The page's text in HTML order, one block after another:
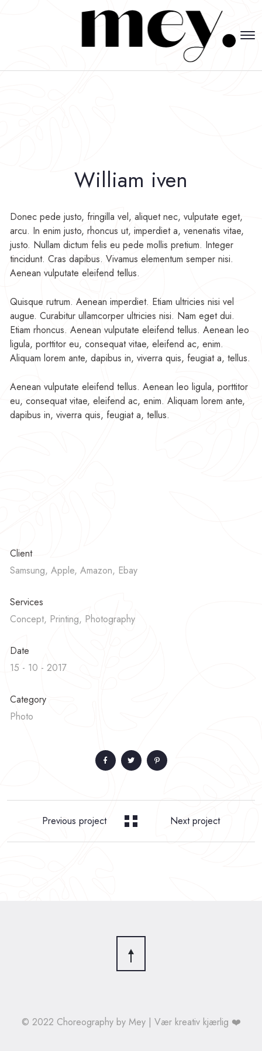
William iven
Donec pede justo, fringilla vel, aliquet nec, vulputate eget,
arcu. In enim justo, rhoncus ut, imperdiet a, venenatis vitae,
justo. Nullam dictum felis eu pede mollis pretium. Integer
tincidunt. Cras dapibus. Vivamus elementum semper nisi.
Aenean vulputate eleifend tellus.
Quisque rutrum. Aenean imperdiet. Etiam ultricies nisi vel
augue. Curabitur ullamcorper ultricies nisi. Nam eget dui.
Etiam rhoncus. Aenean vulputate eleifend tellus. Aenean leo
ligula, porttitor eu, consequat vitae, eleifend ac, enim.
Aliquam lorem ante, dapibus in, viverra quis, feugiat a, tellus.
Aenean vulputate eleifend tellus. Aenean leo ligula, porttitor
eu, consequat vitae, eleifend ac, enim. Aliquam lorem ante,
dapibus in, viverra quis, feugiat a, tellus.
Client
Samsung, Apple, Amazon, Ebay
Services
Concept, Printing, Photography
Date
15 - 10 - 2017
Category
Photo
Previous project Next project
© 2022 Choreography by Mey | Vær kreativ kjærlig ❤️